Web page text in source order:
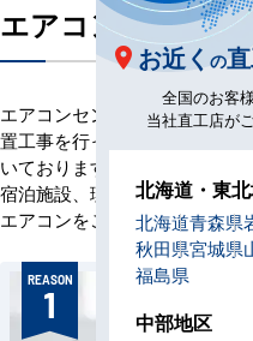
エアコンセンター
エアコンセンターACは、創業
置工事を行っており、これま
いております。オフィス、店
宿泊施設、理美容室など、お
エアコンをご提案いたします
REASON
1
お近く の
全国のお客
当社直工店が
北海道・東
北海道青森県
秋田県宮城県
福島県
中部地区